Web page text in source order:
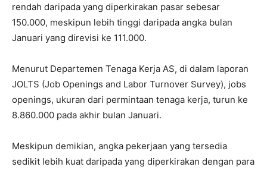
rendah daripada yang diperkirakan pasar sebesar
150.000, meskipun lebih tinggi daripada angka bulan
Januari yang direvisi ke 111.000.
Menurut Departemen Tenaga Kerja AS, di dalam laporan
JOLTS (Job Openings and Labor Turnover Survey), jobs
openings, ukuran dari permintaan tenaga kerja, turun ke
8.860.000 pada akhir bulan Januari.
Meskipun demikian, angka pekerjaan yang tersedia
sedikit lebih kuat daripada yang diperkirakan dengan para